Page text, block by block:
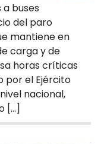
buses
del paro
mantiene en
carga y de
horas críticas
por el Ejército
nacional,
[…]